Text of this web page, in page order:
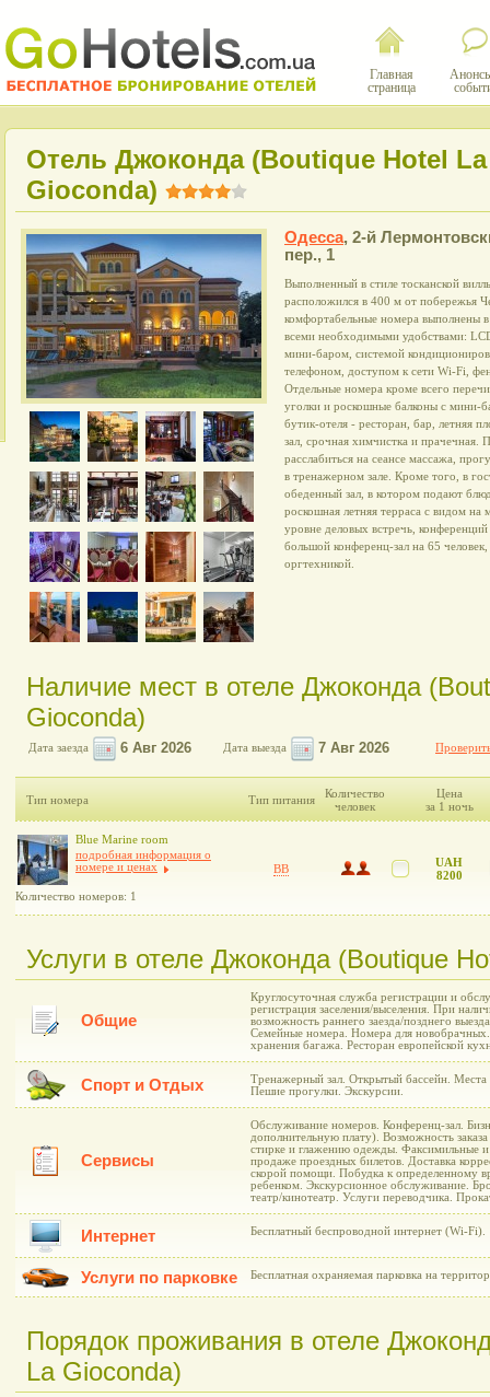
Главная
страница
Отель Джоконда (Boutique Hotel La
Gioconda)
Одесса, 2-й
пер., 1
Выполненный в стиле тосканской
расположился в 400 м от побережья
комфортабельные номера выполнены
всеми необходимыми удобствами:
мини-баром, системой
телефоном, доступом к сети Wi-Fi,
Отдельные номера кроме всего
уголки и роскошные балконы с
бутик-отеля - ресторан, бар, летняя
зал, срочная химчистка и прачечная.
расслабиться на сеансе массажа,
в тренажерном зале. Кроме того, в
обеденный зал, в котором подают
роскошная летняя терраса с видом
уровне деловых встречь,
большой конференц-зал на 65
оргтехникой.
Наличие мест в отеле Джоконда
Gioconda)
Дата заезда Дата выезда
Тип номера Тип питания
Количество
человек
Цена
за 1 ночь
Blue Marine room
подробная информация о
номере и ценах
Количество номеров: 1
BB
UAH
8200
Услуги в отеле Джоконда (Boutique
Общие
Круглосуточная служба регистрации и
регистрация заселения/выселения. При
возможность раннего заезда/позднего
Семейные номера. Номера для
хранения багажа. Ресторан европейской
Спорт и Отдых
Тренажерный зал. Открытый бассейн.
Пешие прогулки. Экскурсии.
Сервисы
Обслуживание номеров. Конференц-зал.
дополнительную плату). Возможность
стирке и глажению одежды. Факсимильные
продаже проездных билетов. Доставка
скорой помощи. Побудка к определенному
ребенком. Экскурсионное обслуживание.
театр/кинотеатр. Услуги переводчика.
Интернет Бесплатный беспроводной интернет (Wi-Fi).
Услуги по парковке Бесплатная охраняемая парковка на
Порядок проживания в отеле
La Gioconda)